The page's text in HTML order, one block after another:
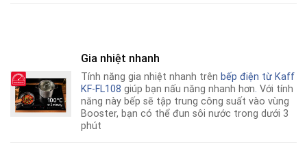
Gia nhiệt nhanh
Tính năng gia nhiệt nhanh trên bếp điện từ Kaff
KF-FL108 giúp bạn nấu năng nhanh hơn. Với tính
năng này bếp sẽ tập trung công suất vào vùng
Booster, bạn có thể đun sôi nước trong dưới 3
phút